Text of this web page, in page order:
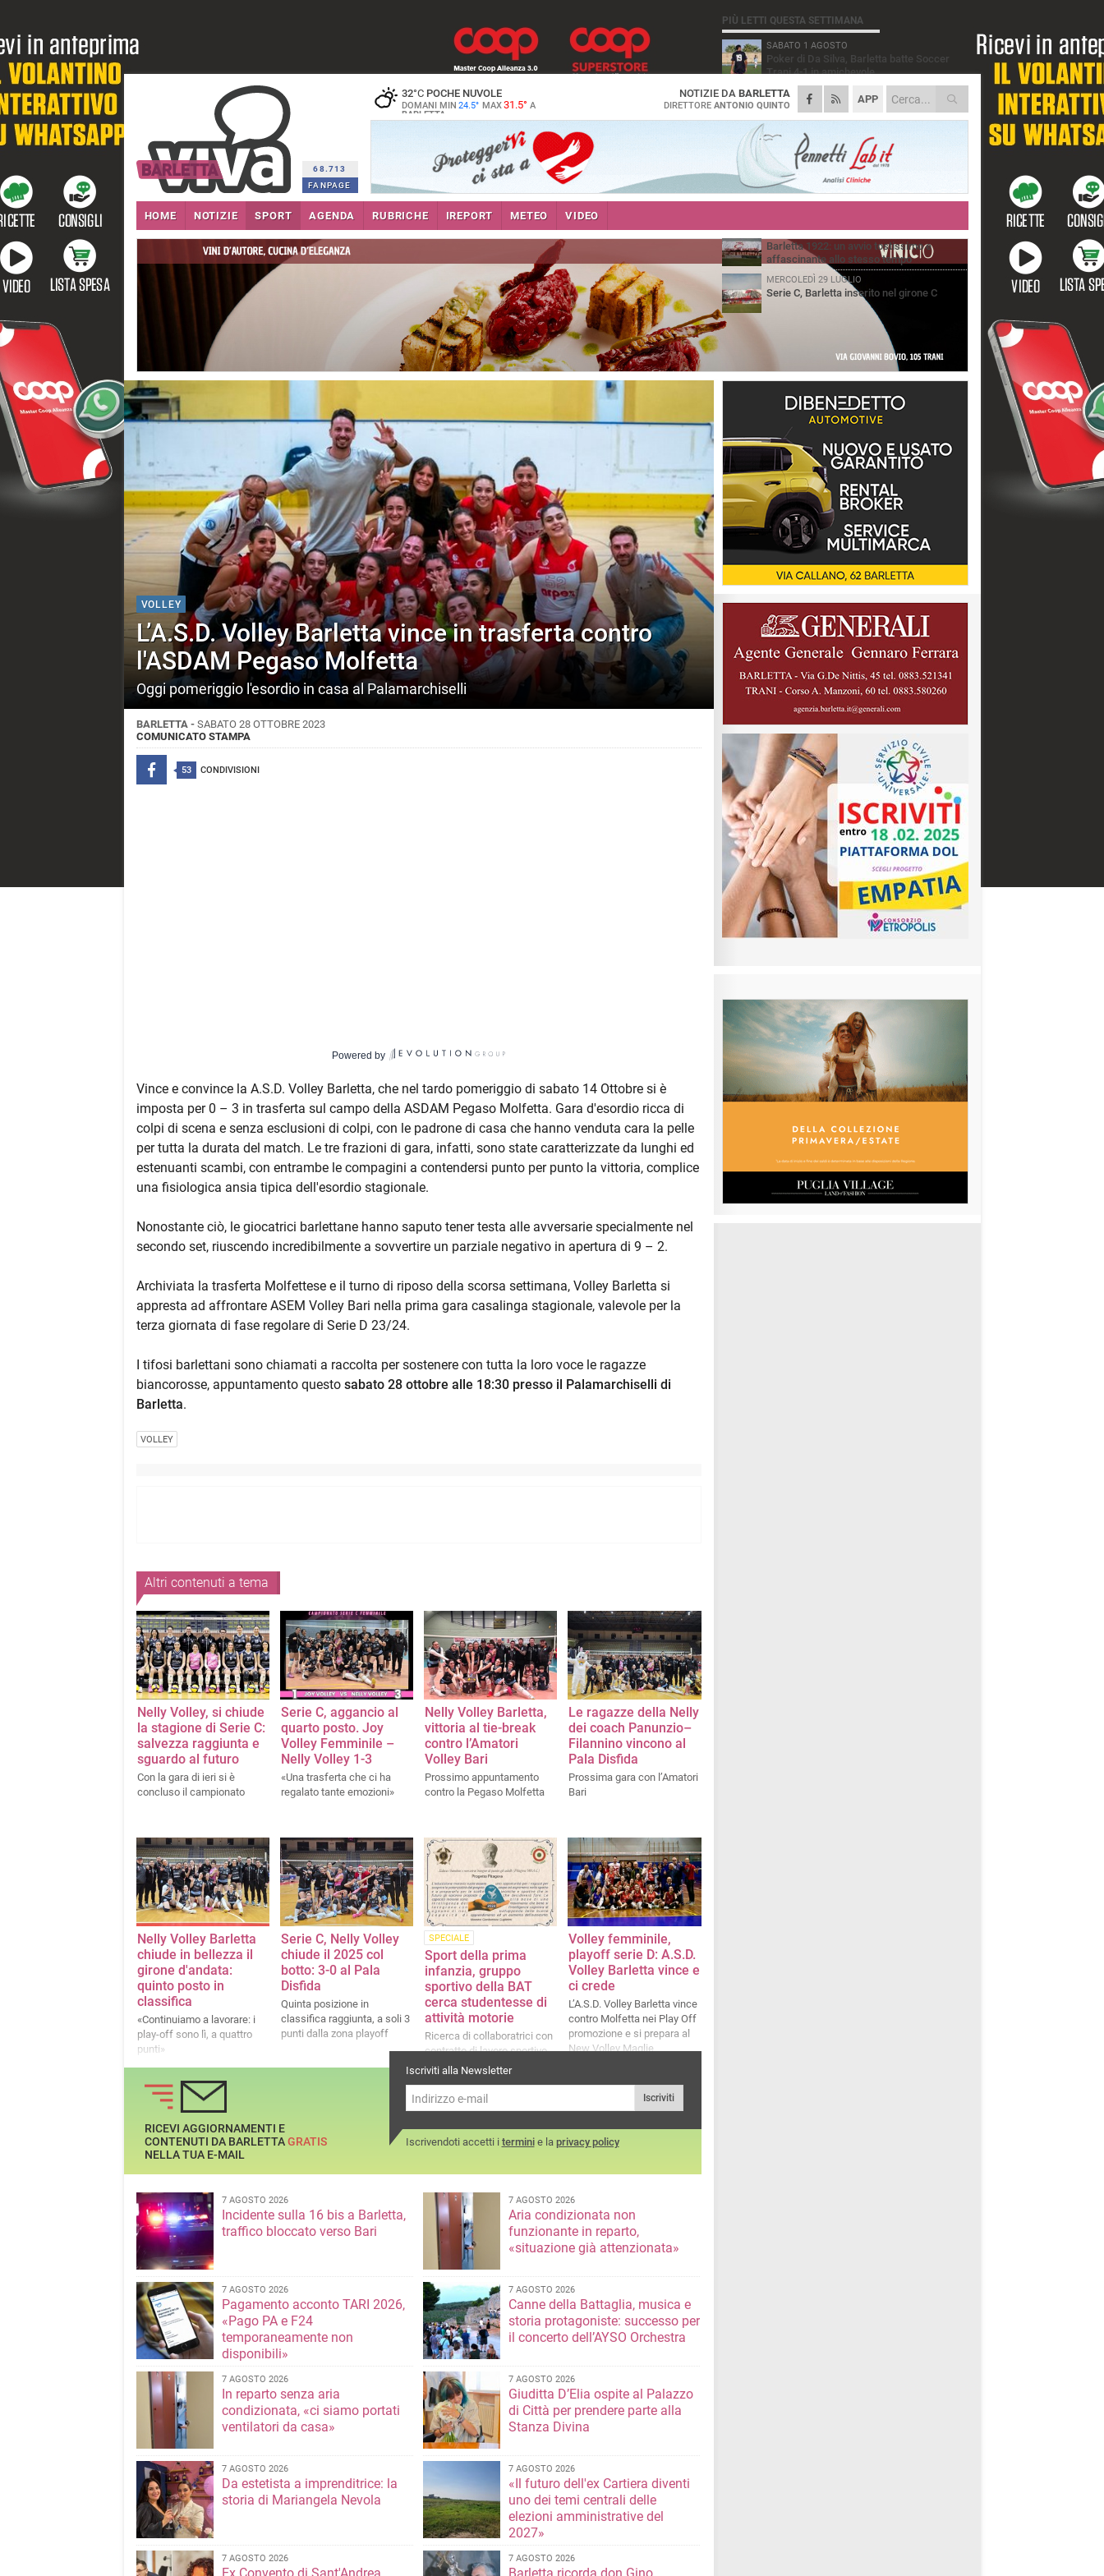
68.713
FANPAGE
32°CPOCHE NUVOLE
DOMANI MIN 24.5° MAX31.5° A
BARLETTA
APP
NOTIZIE DA BARLETTA
DIRETTORE ANTONIO QUINTO
HOME NOTIZIE SPORT AGENDA RUBRICHE IREPORT METEO VIDEO
VOLLEY
L’A.S.D. Volley Barletta vince in trasferta contro
l'ASDAM Pegaso Molfetta
Oggi pomeriggio l'esordio in casa al Palamarchiselli
BARLETTA - SABATO 28 OTTOBRE 2023
COMUNICATO STAMPA
53 CONDIVISIONI
Powered by
Vince e convince la A.S.D. Volley Barletta, che nel tardo pomeriggio di sabato 14 Ottobre si è
imposta per 0 – 3 in trasferta sul campo della ASDAM Pegaso Molfetta. Gara d'esordio ricca di
colpi di scena e senza esclusioni di colpi, con le padrone di casa che hanno venduta cara la pelle
per tutta la durata del match. Le tre frazioni di gara, infatti, sono state caratterizzate da lunghi ed
estenuanti scambi, con entrambe le compagini a contendersi punto per punto la vittoria, complice
una fisiologica ansia tipica dell'esordio stagionale.
Nonostante ciò, le giocatrici barlettane hanno saputo tener testa alle avversarie specialmente nel
secondo set, riuscendo incredibilmente a sovvertire un parziale negativo in apertura di 9 – 2.
Archiviata la trasferta Molfettese e il turno di riposo della scorsa settimana, Volley Barletta si
appresta ad affrontare ASEM Volley Bari nella prima gara casalinga stagionale, valevole per la
terza giornata di fase regolare di Serie D 23/24.
I tifosi barlettani sono chiamati a raccolta per sostenere con tutta la loro voce le ragazze
biancorosse, appuntamento questo sabato 28 ottobre alle 18:30 presso il Palamarchiselli di
Barletta.
VOLLEY
Altri contenuti a tema
Nelly Volley, si chiude
la stagione di Serie C:
salvezza raggiunta e
sguardo al futuro
Con la gara di ieri si è
concluso il campionato
Serie C, aggancio al
quarto posto. Joy
Volley Femminile –
Nelly Volley 1-3
«Una trasferta che ci ha
regalato tante emozioni»
Nelly Volley Barletta,
vittoria al tie-break
contro l’Amatori
Volley Bari
Prossimo appuntamento
contro la Pegaso Molfetta
Le ragazze della Nelly
dei coach Panunzio–
Filannino vincono al
Pala Disfida
Prossima gara con l’Amatori
Bari
Nelly Volley Barletta
chiude in bellezza il
girone d'andata:
quinto posto in
classifica
«Continuiamo a lavorare: i
play-off sono lì, a quattro
punti»
Serie C, Nelly Volley
chiude il 2025 col
botto: 3-0 al Pala
Disfida
Quinta posizione in
classifica raggiunta, a soli 3
punti dalla zona playoff
SPECIALE
Sport della prima
infanzia, gruppo
sportivo della BAT
cerca studentesse di
attività motorie
Ricerca di collaboratrici con
contratto di lavoro sportivo
Volley femminile,
playoff serie D: A.S.D.
Volley Barletta vince e
ci crede
L’A.S.D. Volley Barletta vince
contro Molfetta nei Play Off
promozione e si prepara al
New Volley Maglie
Iscriviti alla Newsletter
Iscriviti
Iscrivendoti accetti i terminie la privacy policy
RICEVI AGGIORNAMENTI E
CONTENUTI DA BARLETTAGRATIS
NELLA TUA E-MAIL
7 AGOSTO 2026
Incidente sulla 16 bis a Barletta,
traffico bloccato verso Bari
7 AGOSTO 2026
Aria condizionata non
funzionante in reparto,
«situazione già attenzionata»
7 AGOSTO 2026
Pagamento acconto TARI 2026,
«Pago PA e F24
temporaneamente non
disponibili»
7 AGOSTO 2026
Canne della Battaglia, musica e
storia protagoniste: successo per
il concerto dell’AYSO Orchestra
7 AGOSTO 2026
In reparto senza aria
condizionata, «ci siamo portati
ventilatori da casa»
7 AGOSTO 2026
Giuditta D’Elia ospite al Palazzo
di Città per prendere parte alla
Stanza Divina
7 AGOSTO 2026
Da estetista a imprenditrice: la
storia di Mariangela Nevola
7 AGOSTO 2026
«Il futuro dell'ex Cartiera diventi
uno dei temi centrali delle
elezioni amministrative del
2027»
7 AGOSTO 2026 7 AGOSTO 2026
PIÙ LETTI QUESTA SETTIMANA
SABATO 1 AGOSTO
Poker di Da Silva, Barletta batte Soccer
Trani 4-1 in amichevole
VENERDÌ 31 LUGLIO
Serie C Sky Wifi: fissate date e orari delle
prime otto giornate di campionato.
VENERDÌ 31 LUGLIO
Il calcio italiano piange l'immenso Franco
Baresi
GIOVEDÌ 6 AGOSTO
Addio a mister Marchioro. L'uomo del
VENERDÌ 31 LUGLIO
Barletta 1922: un avvio tostissimo e
affascinante allo stesso tempo
MERCOLEDÌ 29 LUGLIO
Serie C, Barletta inserito nel girone C